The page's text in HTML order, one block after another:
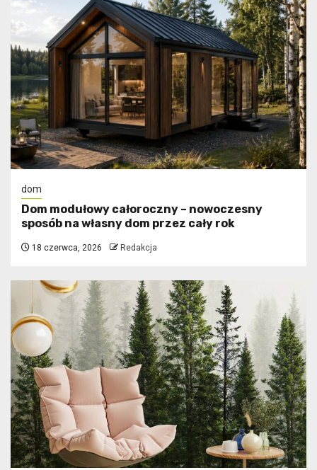
dom
Dom modułowy całoroczny – nowoczesny
sposób na własny dom przez cały rok
18 czerwca, 2026 Redakcja